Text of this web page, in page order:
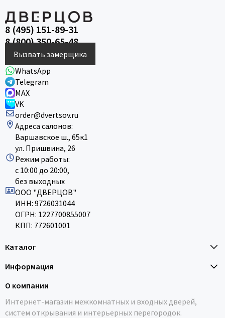
8 (495) 151-89-31
8 (800) 350-65-48
Вызвать замерщика
WhatsApp
Telegram
MAX
VK
order@dvertsov.ru
Адреса салонов:
Варшавское ш., 65к1
ул. Пришвина, 26
Режим работы:
с 10:00 до 20:00,
без выходных
ООО "ДВЕРЦОВ"
ИНН: 9726031044
ОГРН: 1227700855007
КПП: 772601001
Каталог
Информация
О компании
Интернет-магазин межкомнатных и входных дверей,
систем открывания и интерьерных перегородок.